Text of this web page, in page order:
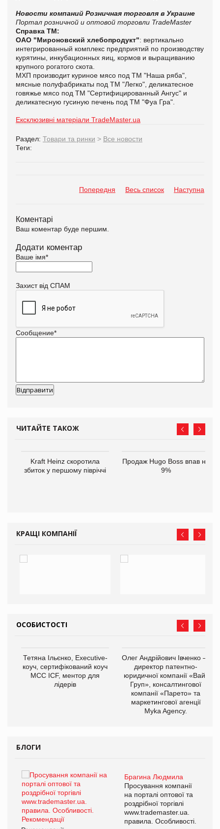
Новости компаний Розничная торговля в Украине
Портал розничной и оптовой торговли TradeMaster
Справка ТМ:
ОАО "Мироновский хлебопродукт": вертикально
интегрированный комплекс предприятий по производству
курятины, инкубационных яиц, кормов и выращиванию
крупного рогатого скота.
МХП производит куриное мясо под ТМ "Наша ряба",
мясные полуфабрикаты под ТМ "Легко", деликатесное
говяжье мясо под ТМ "Сертифицированный Ангус" и
деликатесную гусиную печень под ТМ "Фуа Гра".
Ексклюзивні матеріали TradeMaster.ua
Раздел: Товари та ринки > Все новости
Теги:
Попередня Весь список Наступна
Коментарі
Ваш коментар буде першим.
Додати коментар
Ваше імя*
Захист від СПАМ
Сообщение*
ЧИТАЙТЕ ТАКОЖ
Kraft Heinz скоротила
збиток у першому півріччі
Продаж Hugo Boss впав на
9%
КРАЩІ КОМПАНІЇ
ОСОБИСТОСТІ
Тетяна Ільєнко, Executive-
коуч, сертифікований коуч
МСС ICF, ментор для
лідерів
Олег Андрійович Івченко —
директор патентно-
юридичної компанії «Вайз
Груп», консалтингової
компанії «Парето» та
маркетингової агенції
Myka Agency.
БЛОГИ
Брагина Людмила
Просування компанії
на порталі оптової та
роздрібної торгівлі
www.trademaster.ua.
правила. Особливості.